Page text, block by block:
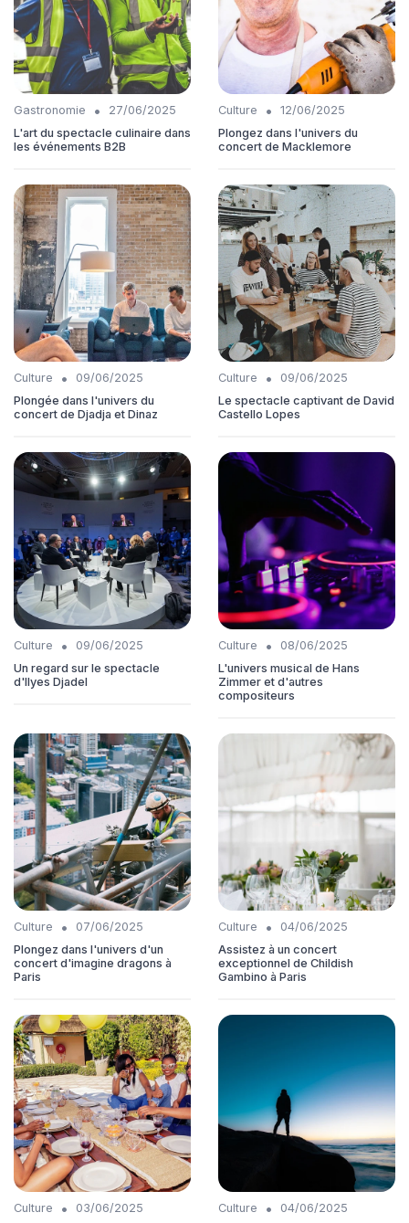
Gastronomie •
27/06/2025
L'art du spectacle culinaire dans
les événements B2B
Culture •
12/06/2025
Plongez dans l'univers du
concert de Macklemore
Culture •
09/06/2025
Plongée dans l'univers du
concert de Djadja et Dinaz
Culture •
09/06/2025
Le spectacle captivant de David
Castello Lopes
Culture •
09/06/2025
Un regard sur le spectacle
d'Ilyes Djadel
Culture •
08/06/2025
L'univers musical de Hans
Zimmer et d'autres
compositeurs
Culture •
07/06/2025
Plongez dans l'univers d'un
concert d'imagine dragons à
Paris
Culture •
04/06/2025
Assistez à un concert
exceptionnel de Childish
Gambino à Paris
Culture •
03/06/2025
Culture •
04/06/2025